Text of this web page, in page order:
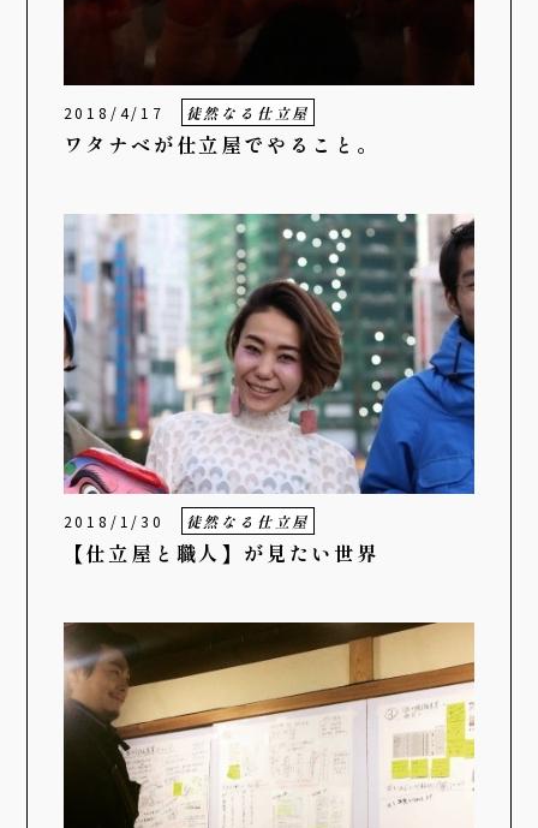
2018/4/17 徒然なる仕立屋
ワタナベが仕立屋でやること。
2018/1/30 徒然なる仕立屋
【仕立屋と職人】が見たい世界